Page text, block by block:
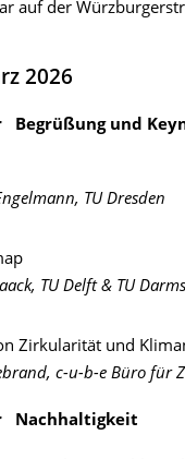
auf der
2026
Begrüßung und
TU Dresden
TU Delft & TU
Zirkularität und
c-u-b-e Büro für
Nachhaltigkeit